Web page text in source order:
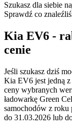
Szukasz dla siebie
Sprawdź co
Kia EV6 -
cenie
Jeśli szukasz dziś
Kia EV6 jest jedną
ceny wybranych
ładowarkę Green
samochodów z roku
do 31.03.2026 lub